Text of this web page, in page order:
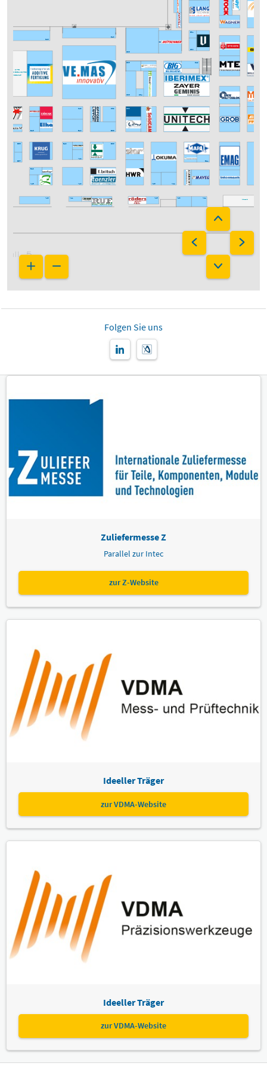
C33
B43
B49
D35
B57
B55
A43
E31
A26
B46
Intermach
D30
B21
C34
MESSEVERBUND INTEC
CAFE
UND Z 2025
B36
D48
A41
C39
C36
A25
B35
A23
A46
A42
A21
D36
A24
D29
C43
Folgen Sie uns
Zuliefermesse Z
Parallel zur Intec
zur Z-Website
Ideeller Träger
zur VDMA-Website
Ideeller Träger
zur VDMA-Website